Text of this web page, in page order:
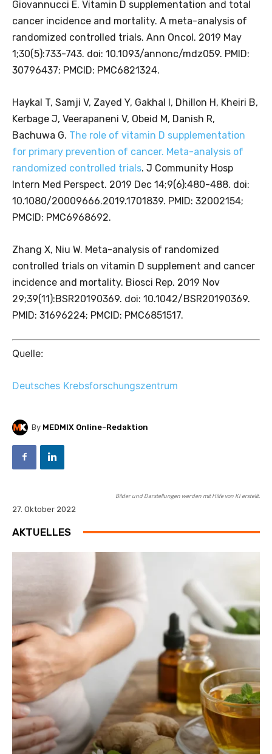
Giovannucci E. Vitamin D supplementation and total
cancer incidence and mortality. A meta-analysis of
randomized controlled trials. Ann Oncol. 2019 May
1;30(5):733-743. doi: 10.1093/annonc/mdz059. PMID:
30796437; PMCID: PMC6821324.
Haykal T, Samji V, Zayed Y, Gakhal I, Dhillon H, Kheiri B,
Kerbage J, Veerapaneni V, Obeid M, Danish R,
Bachuwa G. The role of vitamin D supplementation
for primary prevention of cancer. Meta-analysis of
randomized controlled trials. J Community Hosp
Intern Med Perspect. 2019 Dec 14;9(6):480-488. doi:
10.1080/20009666.2019.1701839. PMID: 32002154;
PMCID: PMC6968692.
Zhang X, Niu W. Meta-analysis of randomized
controlled trials on vitamin D supplement and cancer
incidence and mortality. Biosci Rep. 2019 Nov
29;39(11):BSR20190369. doi: 10.1042/BSR20190369.
PMID: 31696224; PMCID: PMC6851517.
Quelle:
Deutsches Krebsforschungszentrum
By MEDMIX Online-Redaktion
Bilder und Darstellungen werden mit Hilfe von KI erstellt.
27. Oktober 2022
AKTUELLES